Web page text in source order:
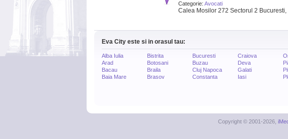
Categorie: Avocati
Calea Mosilor 272 Sectorul 2
Eva City este si in orasul tau:
Alba Iulia
Arad
Bacau
Baia Mare
Bistrita
Botosani
Braila
Brasov
Bucuresti
Buzau
Cluj Napoca
Constanta
Craiova
Deva
Galati
Iasi
Copyright © 2001-2026,